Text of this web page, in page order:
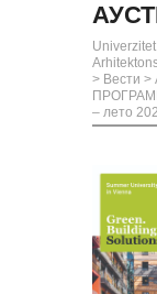
> Вести >
– лето